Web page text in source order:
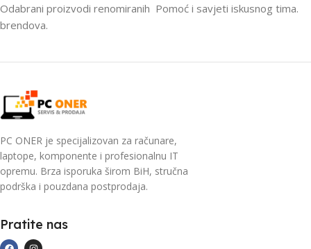
Odabrani proizvodi renomiranih
brendova.
Pomoć i savjeti iskusnog tima.
PC ONER je specijalizovan za računare,
laptope, komponente i profesionalnu IT
opremu. Brza isporuka širom BiH, stručna
podrška i pouzdana postprodaja.
Pratite nas